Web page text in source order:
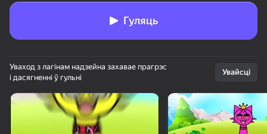
Павярніце прыладу
Гульня працуе толькі ў гарызантальнай
Гуляць
Уваход з лагінам надзейна захавае прагрэс
і дасягненні ў гульні
Увайсці